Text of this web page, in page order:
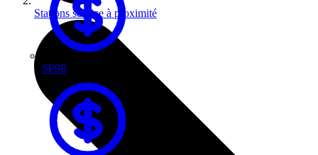
SP98
Stations service à proximité